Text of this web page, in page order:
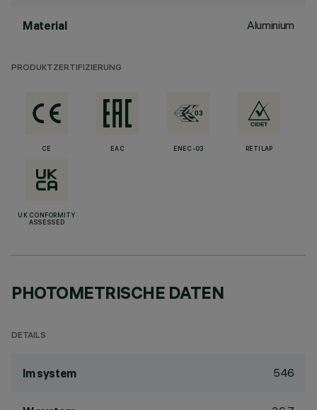
Material Aluminium
PRODUKTZERTIFIZIERUNG
CE EAC ENEC-03 RETILAP
UK CONFORMITY
ASSESSED
PHOTOMETRISCHE DATEN
DETAILS
lm system 546